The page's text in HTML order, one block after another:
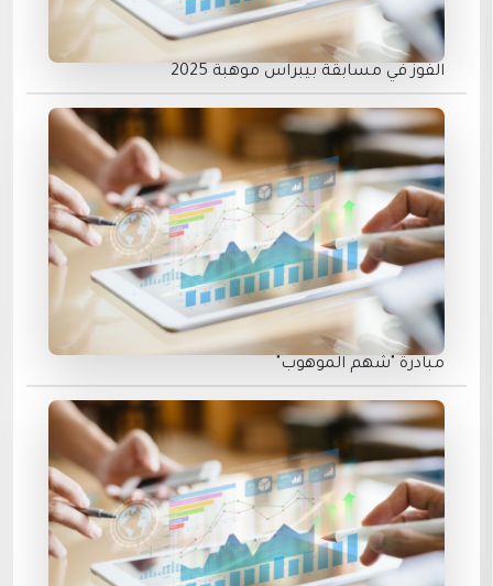
الفوز في مسابقة بيبراس موهبة 2025
مبادرة "شهم الموهوب"